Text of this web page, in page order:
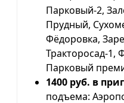
Парковый-2,
Прудный,
Фёдоровка,
Тракторосад-1,
Парковый
1400 руб. в
подъема: